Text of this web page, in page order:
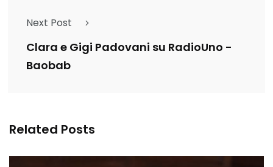
Next Post
Clara e Gigi Padovani su RadioUno -
Baobab
Related Posts